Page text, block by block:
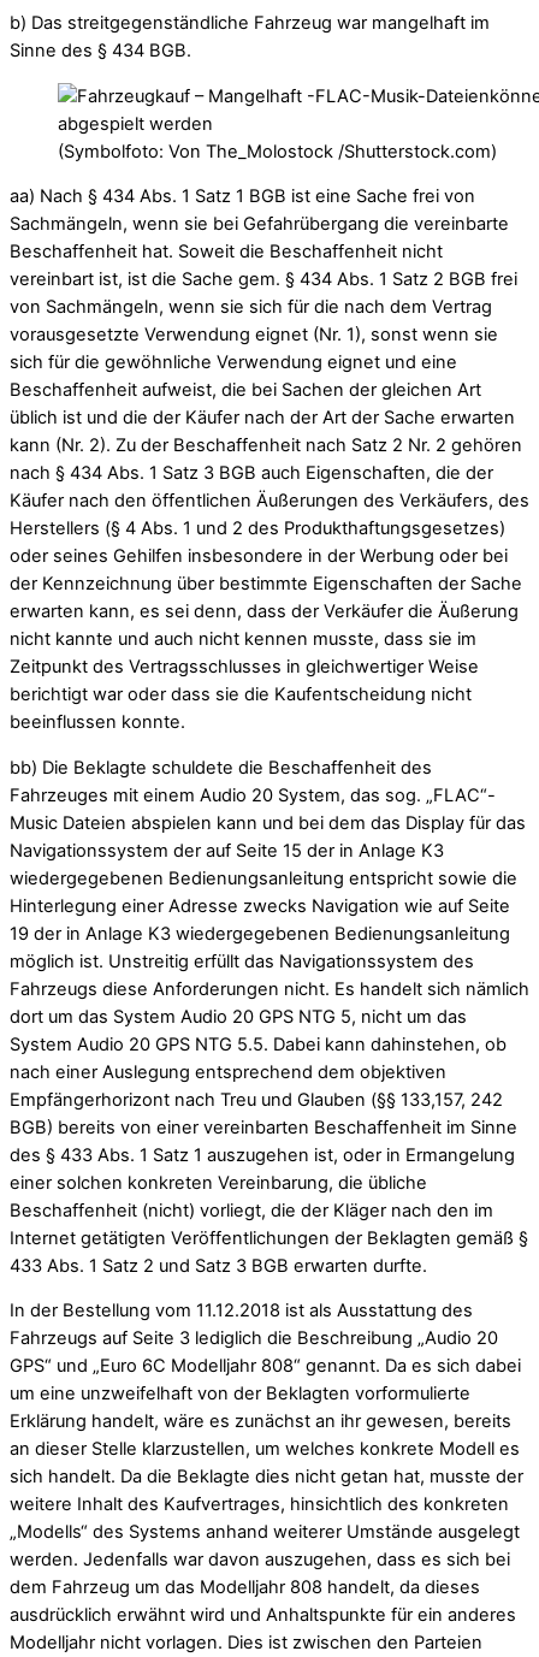
b) Das streitgegenständliche Fahrzeug war mangelhaft im
Sinne des § 434 BGB.
(Symbolfoto: Von The_Molostock /Shutterstock.com)
aa) Nach § 434 Abs. 1 Satz 1 BGB ist eine Sache frei von
Sachmängeln, wenn sie bei Gefahrübergang die vereinbarte
Beschaffenheit hat. Soweit die Beschaffenheit nicht
vereinbart ist, ist die Sache gem. § 434 Abs. 1 Satz 2 BGB frei
von Sachmängeln, wenn sie sich für die nach dem Vertrag
vorausgesetzte Verwendung eignet (Nr. 1), sonst wenn sie
sich für die gewöhnliche Verwendung eignet und eine
Beschaffenheit aufweist, die bei Sachen der gleichen Art
üblich ist und die der Käufer nach der Art der Sache erwarten
kann (Nr. 2). Zu der Beschaffenheit nach Satz 2 Nr. 2 gehören
nach § 434 Abs. 1 Satz 3 BGB auch Eigenschaften, die der
Käufer nach den öffentlichen Äußerungen des Verkäufers, des
Herstellers (§ 4 Abs. 1 und 2 des Produkthaftungsgesetzes)
oder seines Gehilfen insbesondere in der Werbung oder bei
der Kennzeichnung über bestimmte Eigenschaften der Sache
erwarten kann, es sei denn, dass der Verkäufer die Äußerung
nicht kannte und auch nicht kennen musste, dass sie im
Zeitpunkt des Vertragsschlusses in gleichwertiger Weise
berichtigt war oder dass sie die Kaufentscheidung nicht
beeinflussen konnte.
bb) Die Beklagte schuldete die Beschaffenheit des
Fahrzeuges mit einem Audio 20 System, das sog. „FLAC“-
Music Dateien abspielen kann und bei dem das Display für das
Navigationssystem der auf Seite 15 der in Anlage K3
wiedergegebenen Bedienungsanleitung entspricht sowie die
Hinterlegung einer Adresse zwecks Navigation wie auf Seite
19 der in Anlage K3 wiedergegebenen Bedienungsanleitung
möglich ist. Unstreitig erfüllt das Navigationssystem des
Fahrzeugs diese Anforderungen nicht. Es handelt sich nämlich
dort um das System Audio 20 GPS NTG 5, nicht um das
System Audio 20 GPS NTG 5.5. Dabei kann dahinstehen, ob
nach einer Auslegung entsprechend dem objektiven
Empfängerhorizont nach Treu und Glauben (§§ 133,157, 242
BGB) bereits von einer vereinbarten Beschaffenheit im Sinne
des § 433 Abs. 1 Satz 1 auszugehen ist, oder in Ermangelung
einer solchen konkreten Vereinbarung, die übliche
Beschaffenheit (nicht) vorliegt, die der Kläger nach den im
Internet getätigten Veröffentlichungen der Beklagten gemäß §
433 Abs. 1 Satz 2 und Satz 3 BGB erwarten durfte.
In der Bestellung vom 11.12.2018 ist als Ausstattung des
Fahrzeugs auf Seite 3 lediglich die Beschreibung „Audio 20
GPS“ und „Euro 6C Modelljahr 808“ genannt. Da es sich dabei
um eine unzweifelhaft von der Beklagten vorformulierte
Erklärung handelt, wäre es zunächst an ihr gewesen, bereits
an dieser Stelle klarzustellen, um welches konkrete Modell es
sich handelt. Da die Beklagte dies nicht getan hat, musste der
weitere Inhalt des Kaufvertrages, hinsichtlich des konkreten
„Modells“ des Systems anhand weiterer Umstände ausgelegt
werden. Jedenfalls war davon auszugehen, dass es sich bei
dem Fahrzeug um das Modelljahr 808 handelt, da dieses
ausdrücklich erwähnt wird und Anhaltspunkte für ein anderes
Modelljahr nicht vorlagen. Dies ist zwischen den Parteien